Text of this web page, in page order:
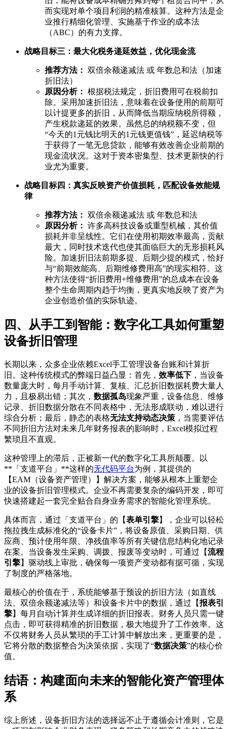
而实现对单个项目利润的精准核算。这种方法是企
业推行精细化管理、实施基于作业的成本法
（ABC）的有力支撑。
战略目标三：最大化税务递延效益，优化现金流
推荐方法： 双倍余额递减法 或 年数总和法（加速
折旧法）
原因分析： 根据税法规定，折旧费用可在税前扣
除。采用加速折旧法，意味着在设备使用的前期可
以计提更多的折旧，从而降低当期应纳税所得额，
产生税款递延的效果。虽然总的纳税额不变，但
“今天的1元钱比明天的1元钱更值钱”，延迟纳税等
于获得了一笔无息贷款，能够有效改善企业前期的
现金流状况。这对于资本密集型、技术更新快的行
业尤为重要。
战略目标四：真实反映资产价值损耗，匹配设备效能规
律
推荐方法： 双倍余额递减法 或 年数总和法
原因分析： 许多高科技设备或重型机械，其价值
损耗并非呈线性。它们在使用初期效率最高，贡献
最大，同时技术迭代也使其面临巨大的无形损耗风
险。加速折旧法前期多提、后期少提的模式，恰好
与“前期效能高、后期维修费用高”的现实相符。这
种方法使得“折旧费用+维修费用”的总成本在设备
整个生命周期内趋于均衡，更真实地反映了资产为
企业创造价值的实际轨迹。
四、从手工到智能：数字化工具如何重塑
设备折旧管理
长期以来，众多企业依赖Excel手工管理设备台账和计算折
旧。这种传统模式的弊端日益凸显：首先， 效率低下 ，当设备
数量庞大时，每月手动计算、复核、汇总折旧数据耗费大量人
力，且极易出错；其次， 数据孤岛现象严重，设备信息、维修
记录、折旧数据分散在不同表格中，无法形成联动，难以进行
综合分析；最后，静态的表格无法支持动态决策 ，当需要评估
不同折旧方法对未来几年财务报表的影响时，Excel模拟过程
繁琐且不直观。
这种管理上的滞后，正被新一代的数字化工具所颠覆。以
**「支道平台」**这样的无代码平台为例，其提供的
【EAM（设备资产管理）】解决方案，能够从根本上重塑企
业的设备折旧管理模式。企业不再需要复杂的编码开发，即可
快速搭建起一套完全贴合自身业务需求的智能化管理系统。
具体而言，通过「支道平台」的【表单引擎】，企业可以轻松
拖拉拽生成标准化的“设备卡片”，将设备原值、采购日期、供
应商、预计使用年限、净残值率等所有关键信息结构化地记录
在案。当设备发生采购、调拨、报废等变动时，可通过【流程
引擎】驱动线上审批，确保每一项资产变动都有据可循，实现
了制度的严格落地。
最核心的价值在于，系统能够基于预设的折旧方法（如直线
法、双倍余额递减法等）和设备卡片中的数据，通过【报表引
擎】每月自动计算并生成详细的折旧报表。财务人员只需一键
点击，即可获得精准的折旧数据，极大地提升了工作效率。这
不仅将财务人员从繁琐的手工计算中解放出来，更重要的是，
它将分散的数据整合为决策依据，实现了“数据决策”的核心价
值。
结语：构建面向未来的智能化资产管理体
系
综上所述，设备折旧方法的选择远不止于遵循会计准则，它是